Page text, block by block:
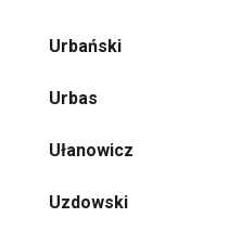
Urbański
Urbas
Ułanowicz
Uzdowski